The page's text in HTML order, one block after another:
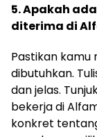
5. Apakah
diterima di
Pastikan kamu
dibutuhkan.
dan jelas.
bekerja di
konkret